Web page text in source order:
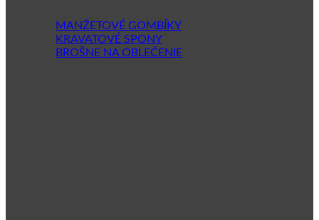
MANŽETOVÉ GOMBÍKY
KRAVATOVÉ SPONY
BROŠNE NA OBLEČENIE